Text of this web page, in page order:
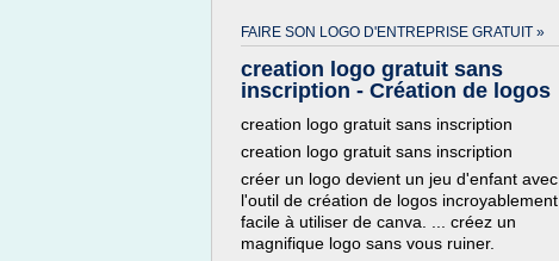
FAIRE SON LOGO D'ENTREPRISE GRATUIT »
creation logo gratuit sans
inscription - Création de logos
creation logo gratuit sans inscription
creation logo gratuit sans inscription
créer un logo devient un jeu d'enfant avec
l'outil de création de logos incroyablement
facile à utiliser de canva. ... créez un
magnifique logo sans vous ruiner.